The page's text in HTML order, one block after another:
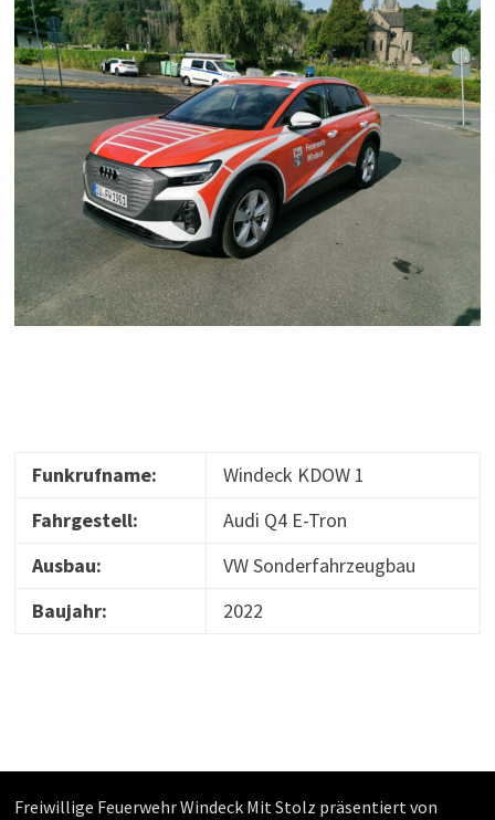
Funkrufname:
Windeck KDOW 1
Fahrgestell:
Audi Q4 E-Tron
Ausbau:
VW Sonderfahrzeugbau
Baujahr:
2022
Freiwillige Feuerwehr Windeck Mit Stolz präsentiert von